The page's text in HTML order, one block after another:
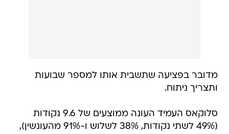
מדובר בפציעה שתשבית אותו למספר שבועות
ותצריך ניתוח.
סלוקאס העמיד העונה ממוצעים של 9.6 נקודות
(49% לשתי נקודות, 38% לשלוש ו-91% מהעונשין),